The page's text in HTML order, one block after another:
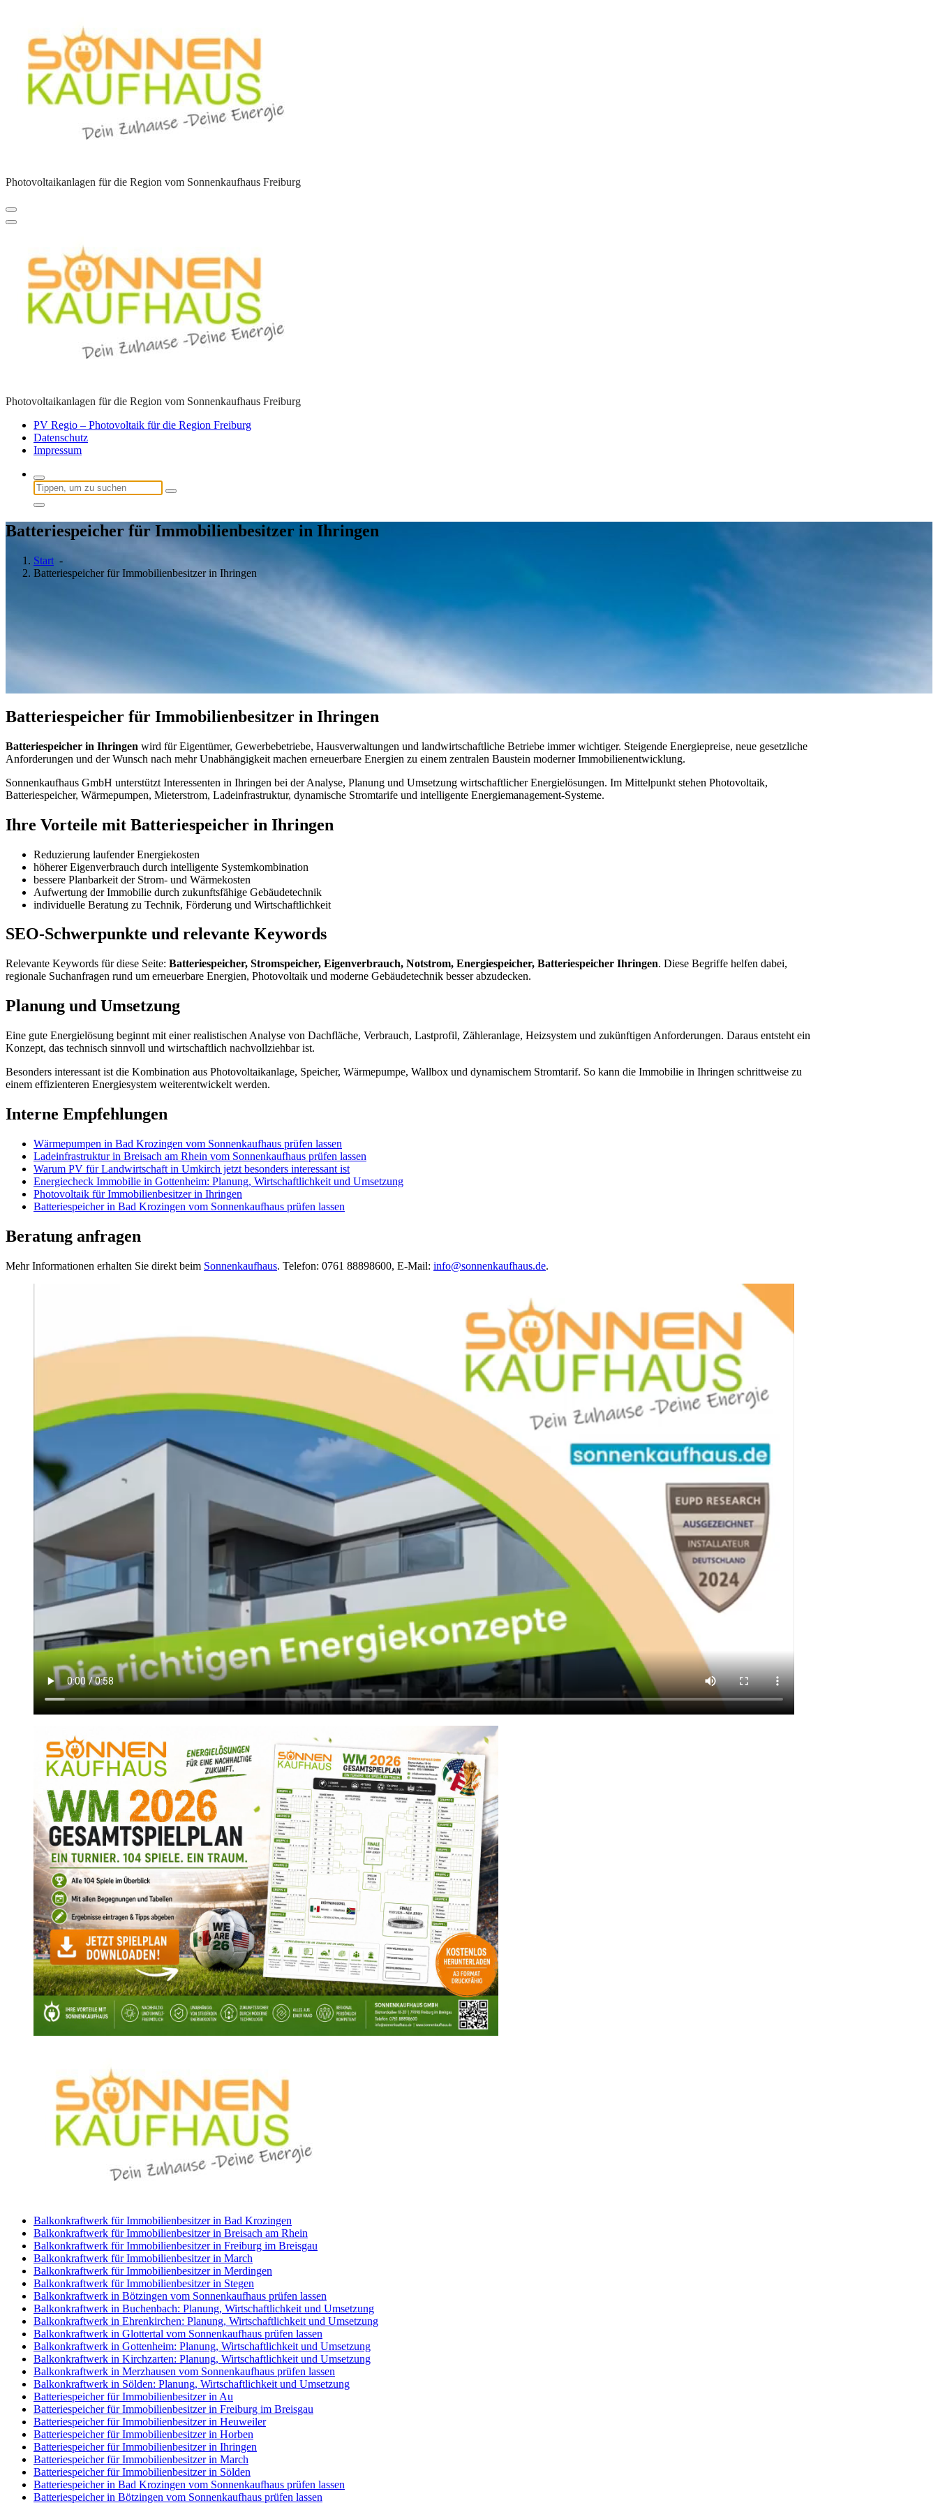
springen
Photovoltaikanlagen für die Region vom Sonnenkaufhaus Freiburg
Photovoltaikanlagen für die Region vom Sonnenkaufhaus Freiburg
PV Regio – Photovoltaik für die Region Freiburg
Datenschutz
Impressum
Suchen
nach:
Batteriespeicher für Immobilienbesitzer in Ihringen
Start -
Batteriespeicher für Immobilienbesitzer in Ihringen
Batteriespeicher für Immobilienbesitzer in Ihringen
Batteriespeicher in Ihringen wird für Eigentümer, Gewerbebetriebe, Hausverwaltungen und landwirtschaftliche Betriebe immer wichtiger. Steigende Energiepreise, neue gesetzliche
Anforderungen und der Wunsch nach mehr Unabhängigkeit machen erneuerbare Energien zu einem zentralen Baustein moderner Immobilienentwicklung.
Sonnenkaufhaus GmbH unterstützt Interessenten in Ihringen bei der Analyse, Planung und Umsetzung wirtschaftlicher Energielösungen. Im Mittelpunkt stehen Photovoltaik,
Batteriespeicher, Wärmepumpen, Mieterstrom, Ladeinfrastruktur, dynamische Stromtarife und intelligente Energiemanagement-Systeme.
Ihre Vorteile mit Batteriespeicher in Ihringen
Reduzierung laufender Energiekosten
höherer Eigenverbrauch durch intelligente Systemkombination
bessere Planbarkeit der Strom- und Wärmekosten
Aufwertung der Immobilie durch zukunftsfähige Gebäudetechnik
individuelle Beratung zu Technik, Förderung und Wirtschaftlichkeit
SEO-Schwerpunkte und relevante Keywords
Relevante Keywords für diese Seite: Batteriespeicher, Stromspeicher, Eigenverbrauch, Notstrom, Energiespeicher, Batteriespeicher Ihringen. Diese Begriffe helfen dabei,
regionale Suchanfragen rund um erneuerbare Energien, Photovoltaik und moderne Gebäudetechnik besser abzudecken.
Planung und Umsetzung
Eine gute Energielösung beginnt mit einer realistischen Analyse von Dachfläche, Verbrauch, Lastprofil, Zähleranlage, Heizsystem und zukünftigen Anforderungen. Daraus entsteht ein
Konzept, das technisch sinnvoll und wirtschaftlich nachvollziehbar ist.
Besonders interessant ist die Kombination aus Photovoltaikanlage, Speicher, Wärmepumpe, Wallbox und dynamischem Stromtarif. So kann die Immobilie in Ihringen schrittweise zu
einem effizienteren Energiesystem weiterentwickelt werden.
Interne Empfehlungen
Wärmepumpen in Bad Krozingen vom Sonnenkaufhaus prüfen lassen
Ladeinfrastruktur in Breisach am Rhein vom Sonnenkaufhaus prüfen lassen
Warum PV für Landwirtschaft in Umkirch jetzt besonders interessant ist
Energiecheck Immobilie in Gottenheim: Planung, Wirtschaftlichkeit und Umsetzung
Photovoltaik für Immobilienbesitzer in Ihringen
Batteriespeicher in Bad Krozingen vom Sonnenkaufhaus prüfen lassen
Beratung anfragen
Mehr Informationen erhalten Sie direkt beim Sonnenkaufhaus. Telefon: 0761 88898600, E-Mail: info@sonnenkaufhaus.de.
Balkonkraftwerk für Immobilienbesitzer in Bad Krozingen
Balkonkraftwerk für Immobilienbesitzer in Breisach am Rhein
Balkonkraftwerk für Immobilienbesitzer in Freiburg im Breisgau
Balkonkraftwerk für Immobilienbesitzer in March
Balkonkraftwerk für Immobilienbesitzer in Merdingen
Balkonkraftwerk für Immobilienbesitzer in Stegen
Balkonkraftwerk in Bötzingen vom Sonnenkaufhaus prüfen lassen
Balkonkraftwerk in Buchenbach: Planung, Wirtschaftlichkeit und Umsetzung
Balkonkraftwerk in Ehrenkirchen: Planung, Wirtschaftlichkeit und Umsetzung
Balkonkraftwerk in Glottertal vom Sonnenkaufhaus prüfen lassen
Balkonkraftwerk in Gottenheim: Planung, Wirtschaftlichkeit und Umsetzung
Balkonkraftwerk in Kirchzarten: Planung, Wirtschaftlichkeit und Umsetzung
Balkonkraftwerk in Merzhausen vom Sonnenkaufhaus prüfen lassen
Balkonkraftwerk in Sölden: Planung, Wirtschaftlichkeit und Umsetzung
Batteriespeicher für Immobilienbesitzer in Au
Batteriespeicher für Immobilienbesitzer in Freiburg im Breisgau
Batteriespeicher für Immobilienbesitzer in Heuweiler
Batteriespeicher für Immobilienbesitzer in Horben
Batteriespeicher für Immobilienbesitzer in Ihringen
Batteriespeicher für Immobilienbesitzer in March
Batteriespeicher für Immobilienbesitzer in Sölden
Batteriespeicher in Bad Krozingen vom Sonnenkaufhaus prüfen lassen
Batteriespeicher in Bötzingen vom Sonnenkaufhaus prüfen lassen